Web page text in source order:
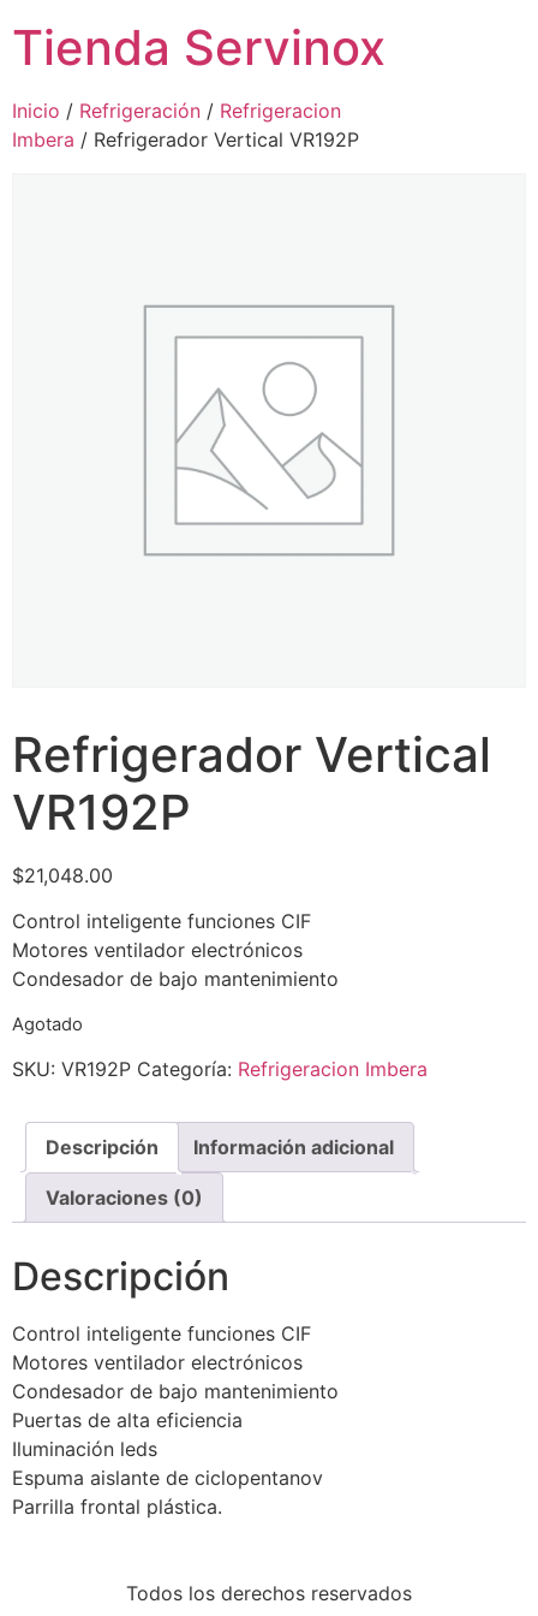
Tienda Servinox
Inicio / Refrigeración / Refrigeracion
Imbera / Refrigerador Vertical VR192P
Refrigerador Vertical
VR192P
$21,048.00
Control inteligente funciones CIF
Motores ventilador electrónicos
Condesador de bajo mantenimiento
Agotado
SKU: VR192P Categoría: Refrigeracion Imbera
Descripción Información adicional
Valoraciones (0)
Descripción
Control inteligente funciones CIF
Motores ventilador electrónicos
Condesador de bajo mantenimiento
Puertas de alta eficiencia
Iluminación leds
Espuma aislante de ciclopentanov
Parrilla frontal plástica.
Todos los derechos reservados